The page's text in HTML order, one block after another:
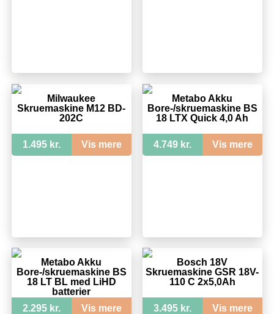
Milwaukee
Skruemaskine M12 BD-
202C
1.495 kr. Vis mere
Metabo Akku
Bore-/skruemaskine BS
18 LTX Quick 4,0 Ah
4.749 kr. Vis mere
Metabo Akku
Bore-/skruemaskine BS
18 LT BL med LiHD
batterier
2.295 kr.
Vis mere
Bosch 18V
Skruemaskine GSR 18V-
110 C 2x5,0Ah
3.495 kr. Vis mere